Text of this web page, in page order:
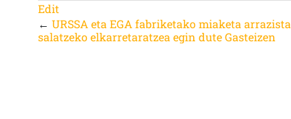
Edit
←URSSA eta EGA fabriketako miaketa arrazista
salatzeko elkarretaratzea egin dute Gasteizen